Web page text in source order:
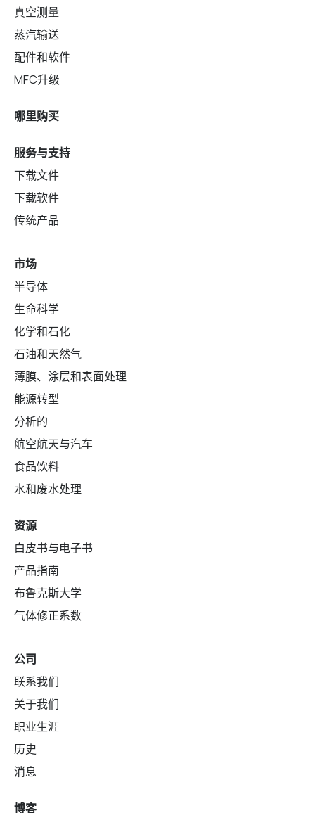
真空测量
蒸汽输送
配件和软件
MFC升级
哪里购买
服务与支持
下载文件
下载软件
传统产品
市场
半导体
生命科学
化学和石化
石油和天然气
薄膜、涂层和表面处理
能源转型
分析的
航空航天与汽车
食品饮料
水和废水处理
资源
白皮书与电子书
产品指南
布鲁克斯大学
气体修正系数
公司
联系我们
关于我们
职业生涯
历史
消息
博客